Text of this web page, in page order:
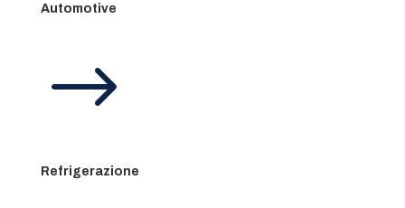
Automotive
$
Refrigerazione